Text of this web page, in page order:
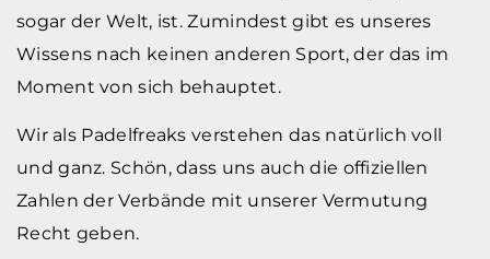
sogar der Welt, ist. Zumindest gibt es unseres
Wissens nach keinen anderen Sport, der das im
Moment von sich behauptet.
Wir als Padelfreaks verstehen das natürlich voll
und ganz. Schön, dass uns auch die offiziellen
Zahlen der Verbände mit unserer Vermutung
Recht geben.